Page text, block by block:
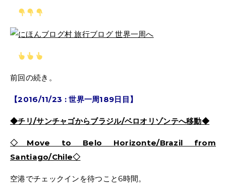
前回の続き。
【2016/11/23 : 世界一周189日目】
◆チリ/サンチャゴからブラジル/ベロオリゾンテへ移動◆
◇Move to Belo Horizonte/Brazil from
Santiago/Chile◇
空港でチェックインを待つこと6時間。